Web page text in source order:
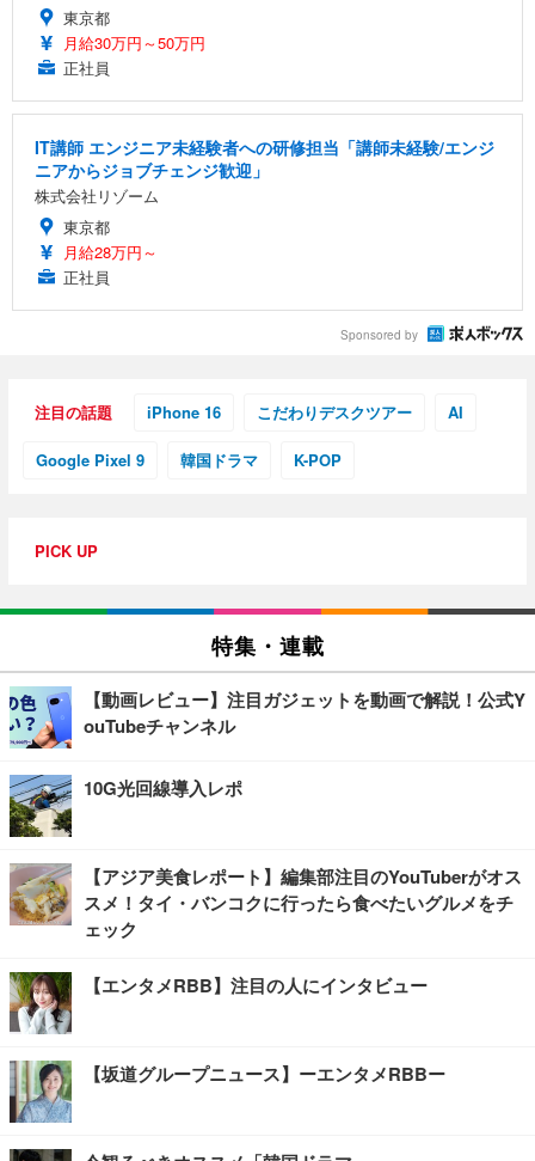
東京都
月給30万円～50万円
正社員
IT講師 エンジニア未経験者への研修担当「講師未経験/エンジ
ニアからジョブチェンジ歓迎」
株式会社リゾーム
東京都
月給28万円～
正社員
Sponsored by
注目の話題 iPhone 16 こだわりデスクツアー AI
Google Pixel 9 韓国ドラマ K-POP
PICK UP
特集・連載
【動画レビュー】注目ガジェットを動画で解説！公式Y
ouTubeチャンネル
10G光回線導入レポ
【アジア美食レポート】編集部注目のYouTuberがオス
スメ！タイ・バンコクに行ったら食べたいグルメをチ
ェック
【エンタメRBB】注目の人にインタビュー
【坂道グループニュース】ーエンタメRBBー